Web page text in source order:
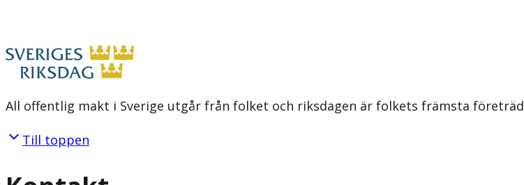
All offentlig makt i Sverige utgår från folket och riksdagen är folkets främsta
Till toppen